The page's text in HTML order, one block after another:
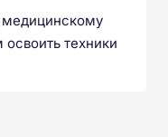
техники